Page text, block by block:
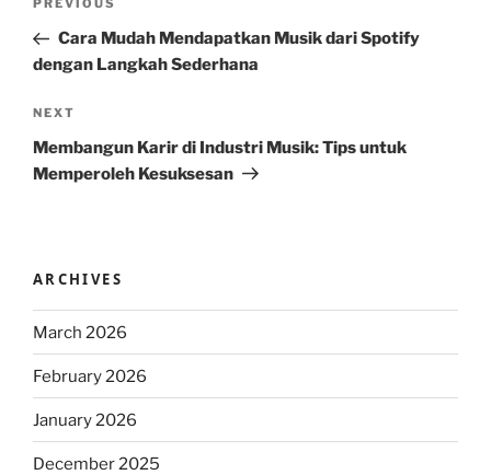
Previous
Post
PREVIOUS
Cara Mudah Mendapatkan Musik dari Spotify
dengan Langkah Sederhana
Next
Post
NEXT
Membangun Karir di Industri Musik: Tips untuk
Memperoleh Kesuksesan
ARCHIVES
March 2026
February 2026
January 2026
December 2025